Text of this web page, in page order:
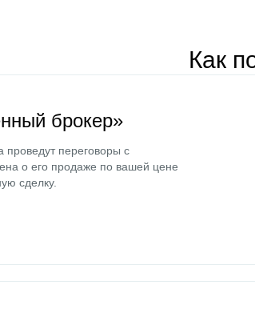
Как
брокер»
переговоры с
о его продаже по вашей цене
сделку.